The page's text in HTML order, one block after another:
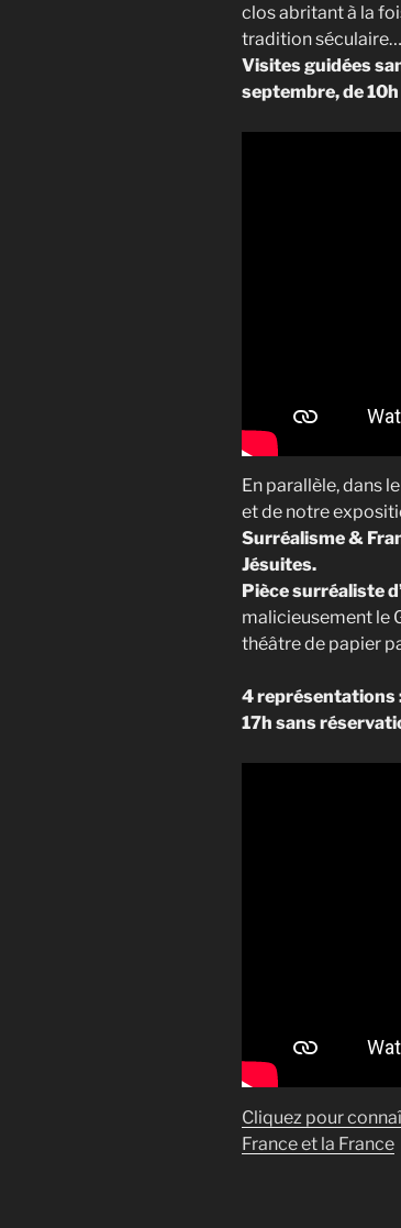
clos abritant à la
tradition séculaire…
Visites guidées
septembre, de
En parallèle, dans
et de notre
Surréalisme &
Jésuites.
Pièce surréaliste
malicieusement le
théâtre de papier
4 représentations
17h sans
Cliquez pour
France et la France